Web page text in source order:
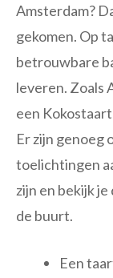
Amsterdam?
gekomen. Op
betrouwbare
leveren. Zoals
een
Er zijn genoeg
toelichtingen
zijn en bekijk
de buurt.
Een